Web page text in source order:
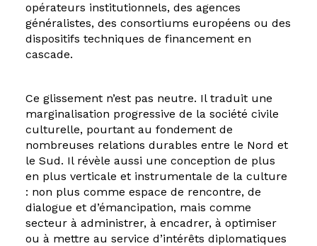
opérateurs institutionnels, des agences
généralistes, des consortiums européens ou des
dispositifs techniques de financement en
cascade.
Ce glissement n’est pas neutre. Il traduit une
marginalisation progressive de la société civile
culturelle, pourtant au fondement de
nombreuses relations durables entre le Nord et
le Sud. Il révèle aussi une conception de plus
en plus verticale et instrumentale de la culture
: non plus comme espace de rencontre, de
dialogue et d’émancipation, mais comme
secteur à administrer, à encadrer, à optimiser
ou à mettre au service d’intérêts diplomatiques